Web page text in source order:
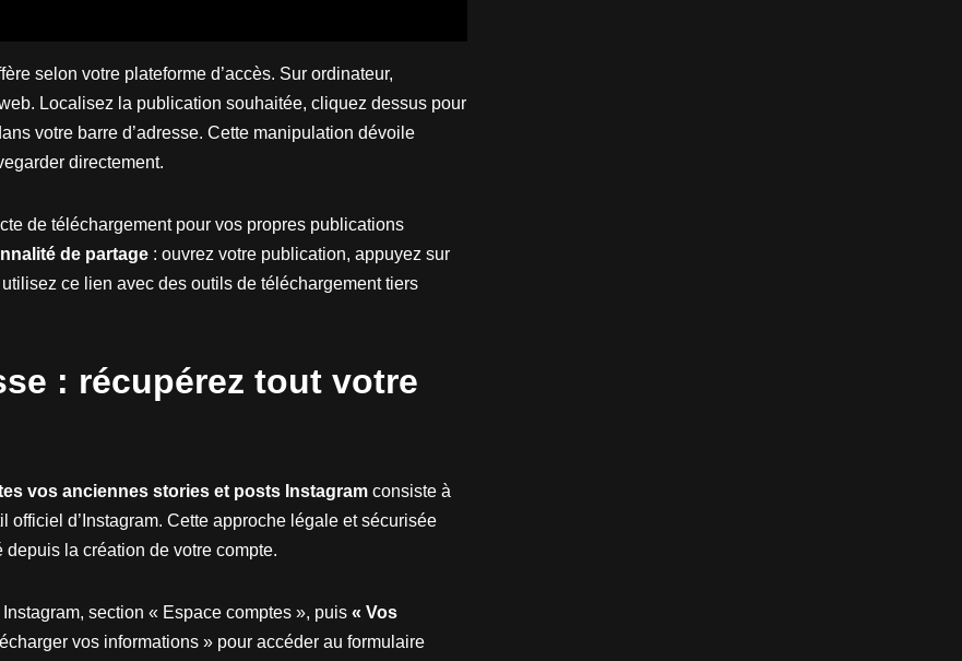
selon votre plateforme d’accès. Sur ordinateur,
Localisez la publication souhaitée, cliquez dessus pour
votre barre d’adresse. Cette manipulation dévoile
directement.
de téléchargement pour vos propres publications
de partage : ouvrez votre publication, appuyez sur
ce lien avec des outils de téléchargement tiers
: récupérez tout votre
vos anciennes stories et posts Instagram consiste à
officiel d’Instagram. Cette approche légale et sécurisée
depuis la création de votre compte.
section « Espace comptes », puis « Vos
vos informations » pour accéder au formulaire